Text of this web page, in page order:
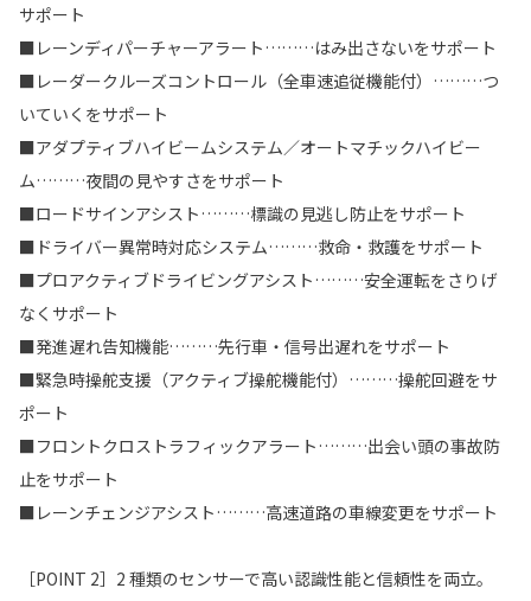
サポート
■レーンディパーチャーアラート………はみ出さないをサポート
■レーダークルーズコントロール（全車速追従機能付）………つ
いていくをサポート
■アダプティブハイビームシステム／オートマチックハイビー
ム………夜間の見やすさをサポート
■ロードサインアシスト………標識の見逃し防止をサポート
■ドライバー異常時対応システム………救命・救護をサポート
■プロアクティブドライビングアシスト………安全運転をさりげ
なくサポート
■発進遅れ告知機能………先行車・信号出遅れをサポート
■緊急時操舵支援（アクティブ操舵機能付）………操舵回避をサ
ポート
■フロントクロストラフィックアラート………出会い頭の事故防
止をサポート
■レーンチェンジアシスト………高速道路の車線変更をサポート
［POINT 2］2 種類のセンサーで高い認識性能と信頼性を両立。